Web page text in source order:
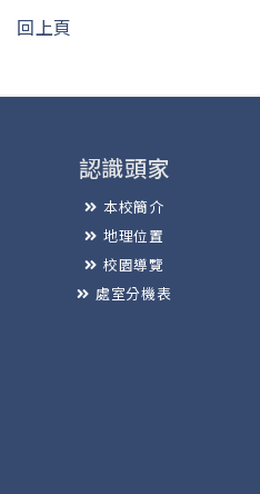
回上頁
認識頭家
本校簡介
地理位置
校園導覽
處室分機表